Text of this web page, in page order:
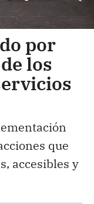
por
los
que
accesibles y